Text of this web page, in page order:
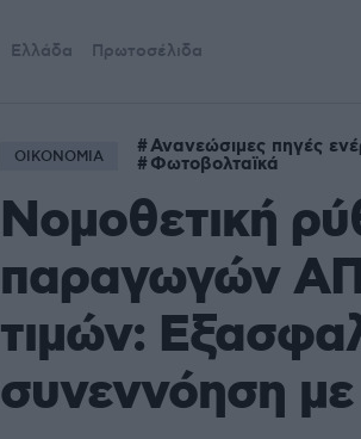
Ελλάδα Πρωτοσέλιδα
ΟΙΚΟΝΟΜΙΑ Ανανεώσιμες πηγές
Φωτοβολταϊκά
Νομοθετική
παραγωγών
τιμών:
συνεννόηση